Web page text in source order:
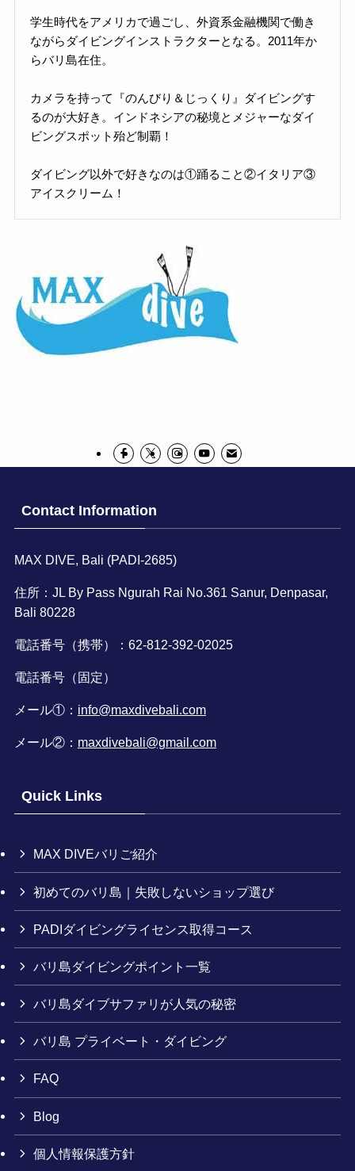
学生時代をアメリカで過ごし、外資系金融機関で働き
ながらダイビングインストラクターとなる。2011年か
らバリ島在住。
カメラを持って『のんびり＆じっくり』ダイビングす
るのが大好き。インドネシアの秘境とメジャーなダイ
ビングスポット殆ど制覇！
ダイビング以外で好きなのは①踊ること②イタリア③
アイスクリーム！
Contact Information
MAX DIVE, Bali (PADI-2685)
住所：JL By Pass Ngurah Rai No.361 Sanur, Denpasar,
Bali 80228
電話番号（携帯）：62-812-392-02025
電話番号（固定）
メール①： info@maxdivebali.com
メール②： maxdivebali@gmail.com
Quick Links
MAX DIVEバリご紹介
初めてのバリ島｜失敗しないショップ選び
PADIダイビングライセンス取得コース
バリ島ダイビングポイント一覧
バリ島ダイブサファリが人気の秘密
バリ島 プライベート・ダイビング
FAQ
Blog
個人情報保護方針